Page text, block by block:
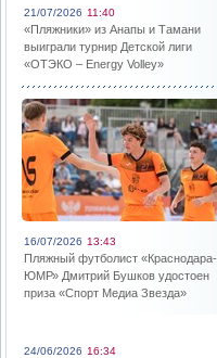
21/07/2026 11:40
«Пляжники» из Анапы и Тамани
выиграли турнир Детской лиги
«ОТЭКО – Energy Volley»
16/07/2026 13:43
Пляжный футболист «Краснодара-
ЮМР» Дмитрий Бушков удостоен
приза «Спорт Медиа Звезда»
24/06/2026 16:34